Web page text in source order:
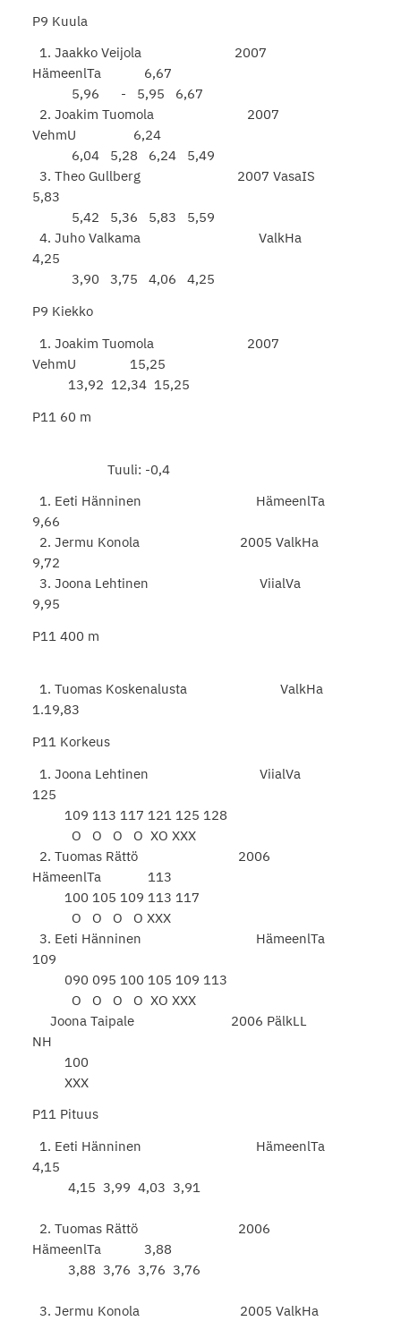
P9 Kuula
1. Jaakko Veijola 2007
HämeenlTa 6,67
5,96 - 5,95 6,67
2. Joakim Tuomola 2007
VehmU 6,24
6,04 5,28 6,24 5,49
3. Theo Gullberg 2007 VasaIS
5,83
5,42 5,36 5,83 5,59
4. Juho Valkama ValkHa
4,25
3,90 3,75 4,06 4,25
P9 Kiekko
1. Joakim Tuomola 2007
VehmU 15,25
13,92 12,34 15,25
P11 60 m
Tuuli: -0,4
1. Eeti Hänninen HämeenlTa
9,66
2. Jermu Konola 2005 ValkHa
9,72
3. Joona Lehtinen ViialVa
9,95
P11 400 m
1. Tuomas Koskenalusta ValkHa
1.19,83
P11 Korkeus
1. Joona Lehtinen ViialVa
125
109 113 117 121 125 128
O O O O XO XXX
2. Tuomas Rättö 2006
HämeenlTa 113
100 105 109 113 117
O O O O XXX
3. Eeti Hänninen HämeenlTa
109
090 095 100 105 109 113
O O O O XO XXX
Joona Taipale 2006 PälkLL
NH
100
XXX
P11 Pituus
1. Eeti Hänninen HämeenlTa
4,15
4,15 3,99 4,03 3,91
2. Tuomas Rättö 2006
HämeenlTa 3,88
3,88 3,76 3,76 3,76
3. Jermu Konola 2005 ValkHa